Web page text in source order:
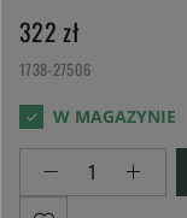
322 zł
1738-27506